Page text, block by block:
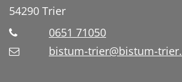
54290 Trier
0651 71050
bistum-trier@bistum-